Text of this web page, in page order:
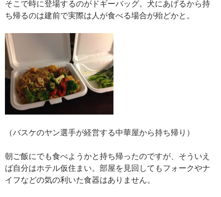
そこで時に登場するのがドギーバッグ。犬にあげるから持
ち帰るのは建前で実際は人が食べる場合が殆どかと。
（バスケのヤン選手が経営する中華屋から持ち帰り）
朝ご飯にでも食べようかと持ち帰ったのですが、そういえ
ば自分はホテル仮住まい。部屋を見回してもフォークやナ
イフなどの気の利いた食器はありません。